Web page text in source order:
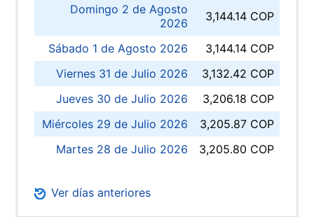
Domingo 2 de Agosto
2026
3,144.14 COP
Sábado 1 de Agosto 2026
3,144.14 COP
Viernes 31 de Julio 2026
3,132.42 COP
Jueves 30 de Julio 2026
3,206.18 COP
Miércoles 29 de Julio 2026
3,205.87 COP
Martes 28 de Julio 2026
3,205.80 COP
Ver días anteriores